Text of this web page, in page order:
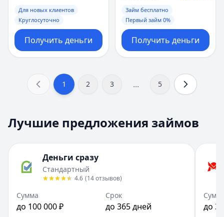
Для новых клиентов
Круглосуточно
Получить деньги
Займ бесплатно
Первый займ 0%
Получить деньги
1 2 3 ... 5
Лучшие предложения займов
Деньги сразу
Стандартный
4.6 (14отзывов)
Сумма
до 100 000 ₽
Срок
до 365 дней до